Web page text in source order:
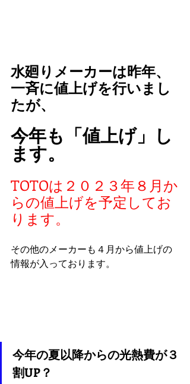
水廻りメーカーは昨年、
一斉に値上げを行いまし
たが、
今年も「値上げ」し
ます。
TOTOは２０２３年８月か
らの値上げを予定してお
ります。
その他のメーカーも４月から値上げの
情報が入っております。
今年の夏以降からの光熱費が３
割UP？